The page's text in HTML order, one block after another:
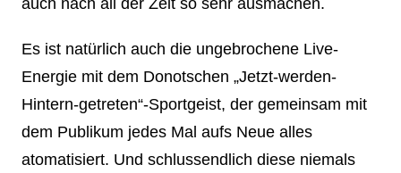
auch nach all der Zeit so sehr ausmachen.
Es ist natürlich auch die ungebrochene Live-
Energie mit dem Donotschen „Jetzt-werden-
Hintern-getreten“-Sportgeist, der gemeinsam mit
dem Publikum jedes Mal aufs Neue alles
atomatisiert. Und schlussendlich diese niemals